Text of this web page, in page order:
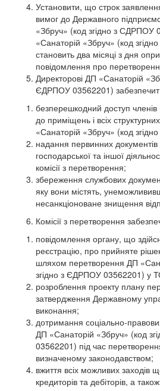
Установити, що строк
вимог до Державного
«Збруч» (код згідно з СДРПОУ
«Санаторій «Збруч» (код
становить два місяці з дня
повідомлення про
Директорові ДП «Санаторій
ЄДРПОУ 03562201)
безперешкодний доступ членів
до приміщень і всіх
«Санаторій «Збруч» (код
надання первинних
господарської та іншої
комісії з перетворення;
збереження службових
яку вони містять,
несанкціоноване знищення
Комісії з перетворення
повідомлення органу, що
реєстрацію, про прийняте
шляхом перетворення ДП
згідно з ЄДРПОУ 03562201) у
розроблення проекту плану
затвердження Державному
виконання;
дотримання соціально-
ДП «Санаторій «Збруч» (код
03562201) під час
визначеному законодавством;
вжиття всіх можливих заходів
кредиторів та дебіторів, а